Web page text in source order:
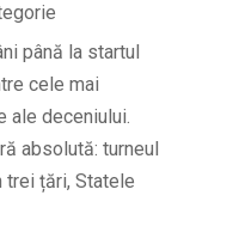
până la startul
cele mai
ale deceniului.
absolută: turneul
trei țări, Statele